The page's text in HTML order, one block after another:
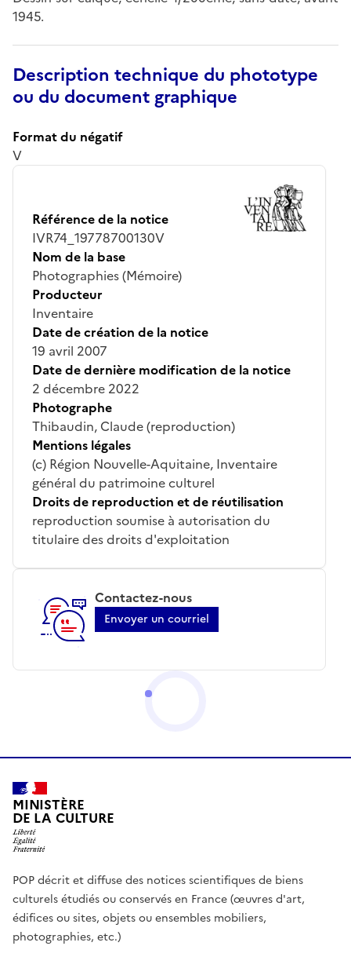
1945.
Description technique du phototype
ou du document graphique
Format du négatif
V
Référence de la notice
IVR74_19778700130V
Nom de la base
Photographies (Mémoire)
Producteur
Inventaire
Date de création de la notice
19 avril 2007
Date de dernière modification de la notice
2 décembre 2022
Photographe
Thibaudin, Claude (reproduction)
Mentions légales
(c) Région Nouvelle-Aquitaine, Inventaire
général du patrimoine culturel
Droits de reproduction et de réutilisation
reproduction soumise à autorisation du
titulaire des droits d'exploitation
Contactez-nous
Envoyer un courriel
MINISTÈRE
DE LA CULTURE
POP décrit et diffuse des notices scientifiques de biens
culturels étudiés ou conservés en France (œuvres d'art,
édifices ou sites, objets ou ensembles mobiliers,
photographies, etc.)